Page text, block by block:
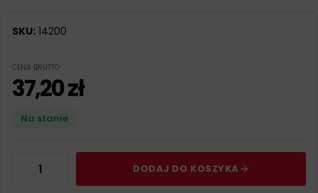
SKU: 14200
CENA BRUTTO
37,20zł
Na stanie
DODAJ DO KOSZYKA